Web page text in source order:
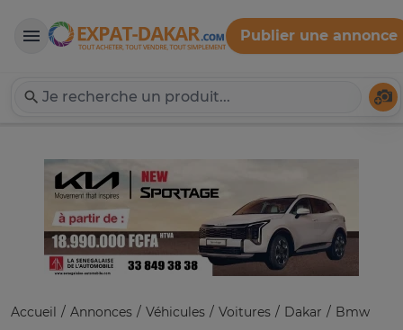
Expat-Dakar
Publier une annonce
Accueil Annonces Véhicules Voitures Dakar
Bmw